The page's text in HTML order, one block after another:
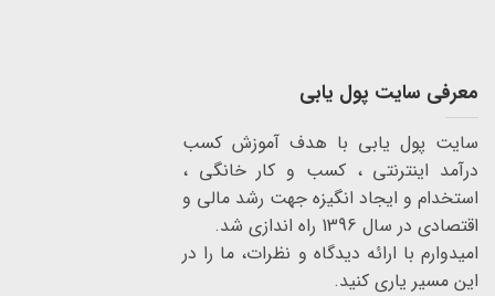
معرفی سایت پول یابی
سایت پول یابی با هدف آموزش کسب
درآمد اینترنتی ، کسب و کار خانگی ،
استخدام و ایجاد انگیزه جهت رشد مالی و
اقتصادی در سال 1396 راه اندازی شد.
امیدوارم با ارائه دیدگاه و نظرات، ما را در
این مسیر یاری کنید.